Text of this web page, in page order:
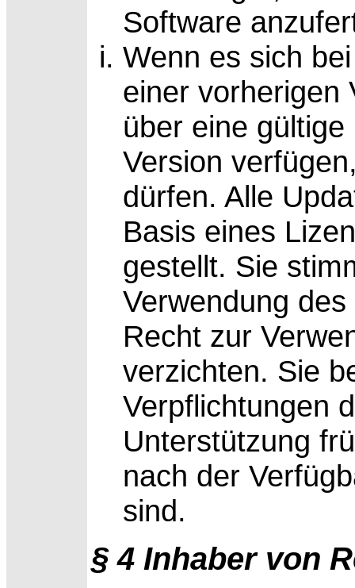
Software
Wenn es sich
einer vorherigen
über eine
Version
dürfen. Alle
Basis eines
gestellt. Sie
Verwendung
Recht zur
verzichten. Sie
Verpflichtungen
Unterstützung
nach der
sind.
§ 4 Inhaber von